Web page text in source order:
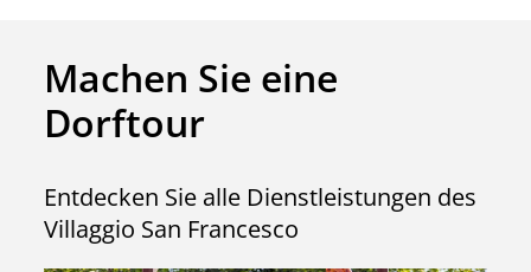
Machen Sie eine
Dorftour
Entdecken Sie alle Dienstleistungen des
Villaggio San Francesco